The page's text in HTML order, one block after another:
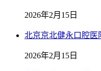
2026年2月15日
北京京北健永口腔医
2026年2月15日